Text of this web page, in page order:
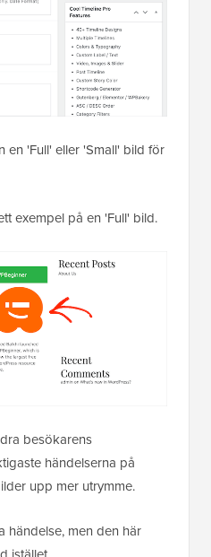
en 'Full' eller 'Small' bild för
exempel på en 'Full' bild.
besökarens
händelserna på
upp mer utrymme.
händelse, men den här